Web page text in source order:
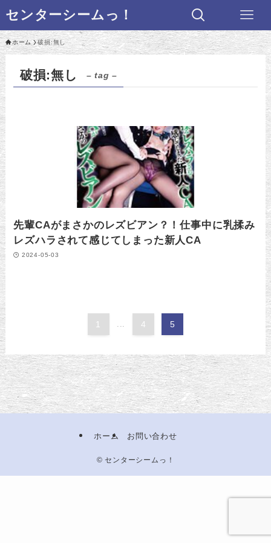
センターシームっ！
ホーム 破損:無し
破損:無し – tag –
先輩CAがまさかのレズビアン？！仕事中に乳揉み
レズハラされて感じてしまった新人CA
2024-05-03
1 4 5
ホーム お問い合わせ
© センターシームっ！